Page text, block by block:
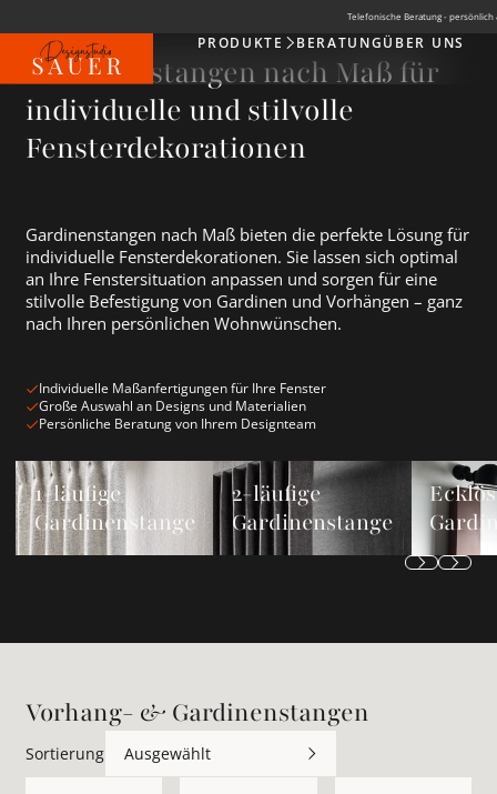
Telefonische Beratung -
Produkte
PRODUKTE BERATUNGÜBER UNS
Gardinenstangen nach Maß für
individuelle und stilvolle
Fensterdekorationen
Gardinenstangen nach Maß bieten die perfekte Lösung für
individuelle Fensterdekorationen. Sie lassen sich optimal
an Ihre Fenstersituation anpassen und sorgen für eine
stilvolle Befestigung von Gardinen und Vorhängen – ganz
nach Ihren persönlichen Wohnwünschen.
Individuelle Maßanfertigungen für Ihre Fenster
Große Auswahl an Designs und Materialien
Persönliche Beratung von Ihrem Designteam
1-läufige Gardinenstange ansehen
1-läufige
Gardinenstange
2-läufige Gardinenstange ansehen
2-läufige
Gardinenstange
Vorhang- & Gardinenstangen
Sortierung Ausgewählt